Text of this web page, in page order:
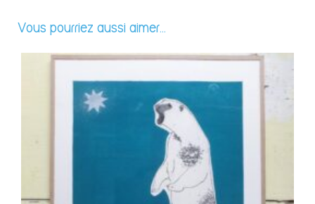
Vous pourriez aussi aimer...